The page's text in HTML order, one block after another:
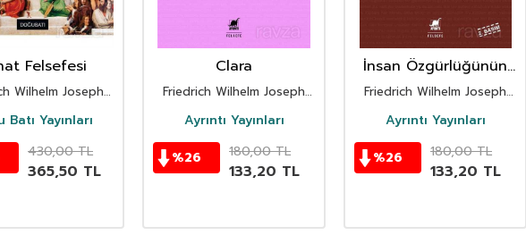
Felsefesi
Wilhelm Joseph
Batı Yayınları
430,00TL
365,50 TL
Clara
Friedrich Wilhelm Joseph
Ayrıntı Yayınları
%26 180,00TL
133,20 TL
İnsan Özgürlüğünün
Özü Üzerine
Friedrich Wilhelm Joseph
Ayrıntı Yayınları
%26 180,00TL
133,20 TL